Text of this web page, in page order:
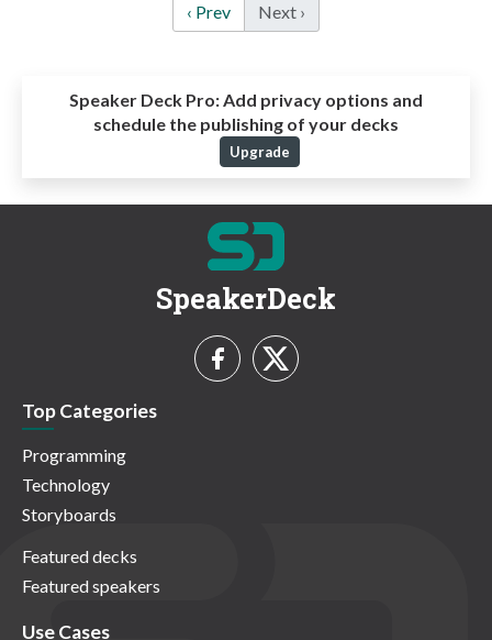
‹ Prev Next ›
Speaker Deck Pro: Add privacy options and
schedule the publishing of your decks
Upgrade
SpeakerDeck
Top Categories
Programming
Technology
Storyboards
Featured decks
Featured speakers
Use Cases